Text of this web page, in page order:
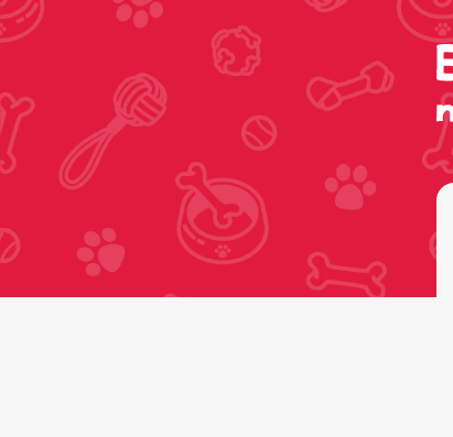
/sign-in?nextPage=%2Fview-profile%2F0fc45810-